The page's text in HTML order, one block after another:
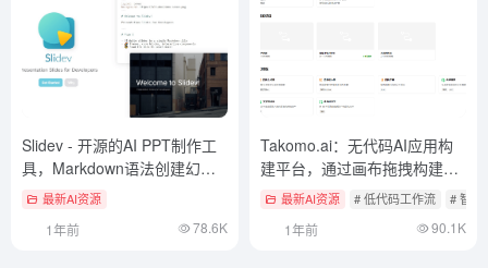
Slidev - 开源的AI PPT制作工
具，Markdown语法创建幻灯
片 最新AI资源
1年前 78.6K
Takomo.ai：无代码AI应用构
建平台，通过画布拖拽构建多
模态工作流
最新AI资源 # 低代码工作流 # 智能
1年前 90.1K